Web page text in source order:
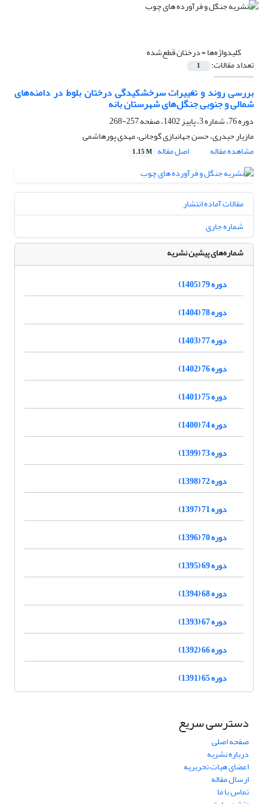
کلیدواژه‌ها =درختان قطع‌شده
تعداد مقالات: 1
بررسی روند و تغییرات سرخشکیدگی درختان بلوط در دامنه‌های
شمالی و جنوبی جنگل‌های شهرستان بانه
دوره 76، شماره 3، پاییز 1402، صفحه
257-268
مازیار حیدری، حسن جهانبازی گوجانی، مهدی پورهاشمی
مشاهده مقاله
اصل مقاله 1.15 M
مقالات آماده انتشار
شماره جاری
شماره‌های پیشین نشریه
دوره 79 (1405)
دوره 78 (1404)
دوره 77 (1403)
دوره 76 (1402)
دوره 75 (1401)
دوره 74 (1400)
دوره 73 (1399)
دوره 72 (1398)
دوره 71 (1397)
دوره 70 (1396)
دوره 69 (1395)
دوره 68 (1394)
دوره 67 (1393)
دوره 66 (1392)
دوره 65 (1391)
دسترسی سریع
صفحه اصلی
درباره نشریه
اعضای هیات تحریریه
ارسال مقاله
تماس با ما